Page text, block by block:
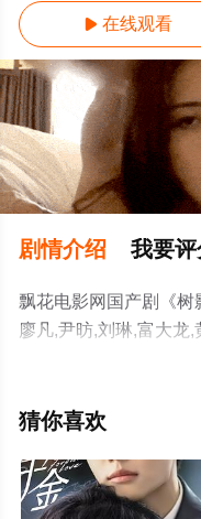
 在线观看
剧情介绍 我要
飘花电影网国产剧《树
廖凡,尹昉,刘琳,富大龙
王艺禅,白志迪,李丛喜,
18集），手机免费观看
剧情网等平台了解。
猜你喜欢